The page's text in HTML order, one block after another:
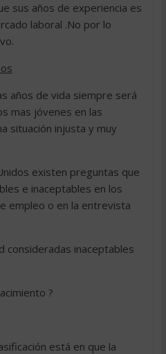
sus años de experiencia es
laboral .No por lo
años de vida siempre será
mas jóvenes en las
situación injusta y muy
existen preguntas que
e inaceptables en los
empleo o en la entrevista
consideradas inaceptables
?
está en que la